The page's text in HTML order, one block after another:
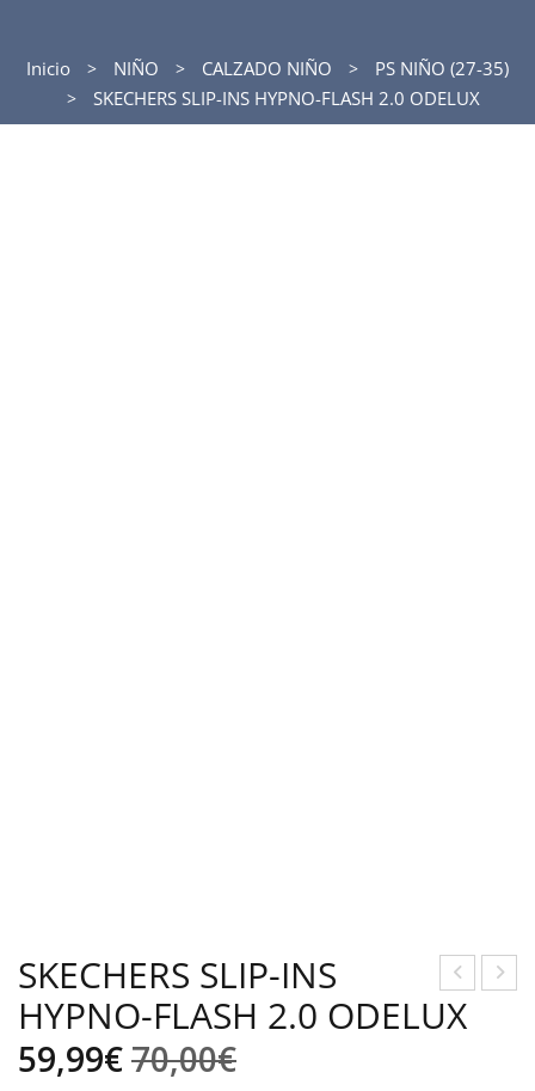
Inicio NIÑO CALZADO NIÑO
PS NIÑO (27-35)
SKECHERS SLIP-INS HYPNO-FLASH 2.0 ODELUX
KEC
SKECHERS SLIP-INS
HYPNO-FLASH 2.0 ODELUX
70,00€El
59,99€
El